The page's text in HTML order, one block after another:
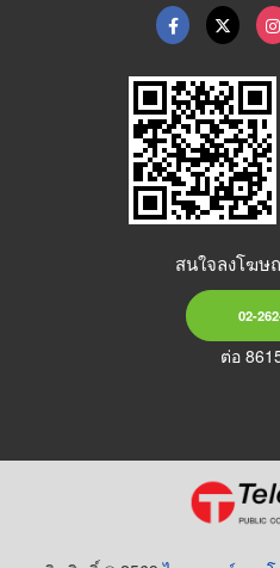
สนใจลงโฆ
02-
ต่อ